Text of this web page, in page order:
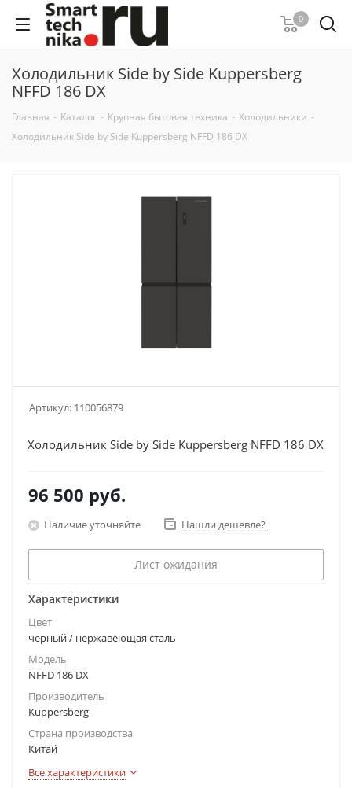
0
Холодильник Side by Side Kuppersberg
NFFD 186 DX
Главная - Каталог - Крупная бытовая техника - Холодильники -
Холодильник Side by Side Kuppersberg NFFD 186 DX
Артикул: 110056879
Холодильник Side by Side Kuppersberg NFFD 186 DX
96 500 руб.
Наличие уточняйте Нашли дешевле?
Лист ожидания
Характеристики
Цвет
черный / нержавеющая сталь
Модель
NFFD 186 DX
Производитель
Kuppersberg
Страна производства
Китай
Все характеристики